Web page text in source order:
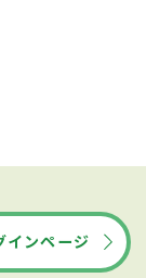
インページ